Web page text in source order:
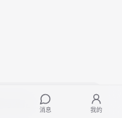
有，不过朕不能跟你们说
我们的权，而他是想要
评论 消息 我的